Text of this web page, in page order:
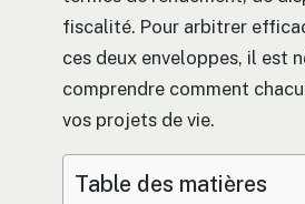
fiscalité. Pour arbitrer
ces deux enveloppes, il est
comprendre comment
vos projets de vie.
Table des matières